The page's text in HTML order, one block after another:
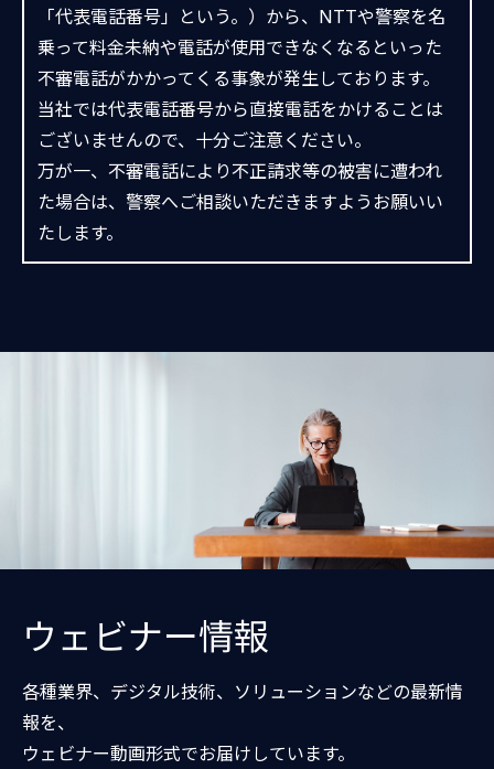
「代表電話番号」という。）から、NTTや警察を名
乗って料金未納や電話が使用できなくなるといった
不審電話がかかってくる事象が発生しております。
当社では代表電話番号から直接電話をかけることは
ございませんので、十分ご注意ください。
万が一、不審電話により不正請求等の被害に遭われ
た場合は、警察へご相談いただきますようお願いい
たします。
ウェビナー情報
各種業界、デジタル技術、ソリューションなどの最新情
報を、
ウェビナー動画形式でお届けしています。